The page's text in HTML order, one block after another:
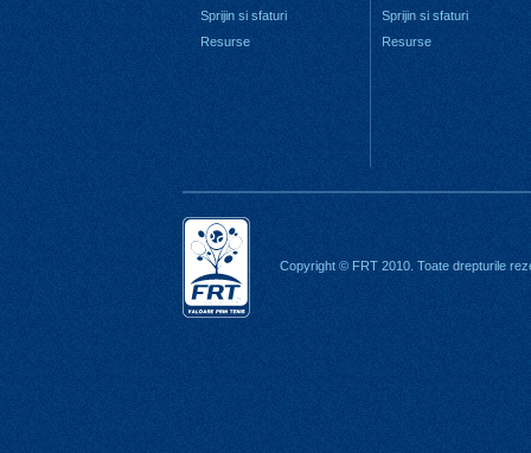
Sprijin si sfaturi
Resurse
Sprijin si sfaturi
Resurse
Copyright © FRT 2010. Toate drepturile